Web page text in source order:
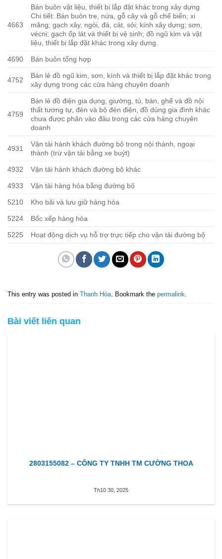
4663
Bán buôn vật liệu, thiết bị lắp đặt khác trong xây dựng
Chi tiết: Bán buôn tre, nứa, gỗ cây và gỗ chế biến; xi
măng; gạch xây, ngói, đá, cát, sỏi; kính xây dựng; sơn,
vécni; gạch ốp lát và thiết bị vệ sinh; đồ ngũ kim và vật
liệu, thiết bị lắp đặt khác trong xây dựng.
4690 Bán buôn tổng hợp
4752
Bán lẻ đồ ngũ kim, sơn, kính và thiết bị lắp đặt khác trong
xây dựng trong các cửa hàng chuyên doanh
4759
Bán lẻ đồ điện gia dụng, giường, tủ, bàn, ghế và đồ nội
thất tương tự, đèn và bộ đèn điện, đồ dùng gia đình khác
chưa được phân vào đâu trong các cửa hàng chuyên
doanh
4931
Vận tải hành khách đường bộ trong nội thành, ngoại
thành (trừ vận tải bằng xe buýt)
4932 Vận tải hành khách đường bộ khác
4933 Vận tải hàng hóa bằng đường bộ
5210 Kho bãi và lưu giữ hàng hóa
5224 Bốc xếp hàng hóa
5225 Hoạt động dịch vụ hỗ trợ trực tiếp cho vận tải đường bộ
This entry was posted in Thanh Hóa . Bookmark the permalink
Bài viết liên quan
2803155082 – CÔNG TY TNHH TM CƯỜNG THOA
Th10 30, 2025